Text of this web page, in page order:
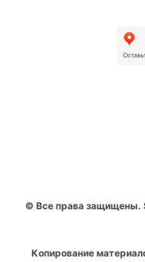
© Все права защищены.
Копирование